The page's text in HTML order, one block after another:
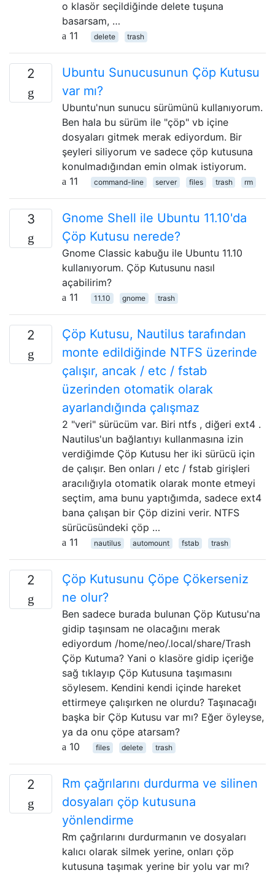
o klasör seçildiğinde delete tuşuna
basarsam, …
11
delete trash
2
Ubuntu Sunucusunun Çöp Kutusu
var mı?
Ubuntu'nun sunucu sürümünü kullanıyorum.
Ben hala bu sürüm ile "çöp" vb içine
dosyaları gitmek merak ediyordum. Bir
şeyleri siliyorum ve sadece çöp kutusuna
konulmadığından emin olmak istiyorum.
11
command-line server files trash rm
3
Gnome Shell ile Ubuntu 11.10'da
Çöp Kutusu nerede?
Gnome Classic kabuğu ile Ubuntu 11.10
kullanıyorum. Çöp Kutusunu nasıl
açabilirim?
11
11.10 gnome trash
2
Çöp Kutusu, Nautilus tarafından
monte edildiğinde NTFS üzerinde
çalışır, ancak / etc / fstab
üzerinden otomatik olarak
ayarlandığında çalışmaz
2 "veri" sürücüm var. Biri ntfs , diğeri ext4 .
Nautilus'un bağlantıyı kullanmasına izin
verdiğimde Çöp Kutusu her iki sürücü için
de çalışır. Ben onları / etc / fstab girişleri
aracılığıyla otomatik olarak monte etmeyi
seçtim, ama bunu yaptığımda, sadece ext4
bana çalışan bir Çöp dizini verir. NTFS
sürücüsündeki çöp …
11
nautilus automount fstab trash
2
Çöp Kutusunu Çöpe Çökerseniz
ne olur?
Ben sadece burada bulunan Çöp Kutusu'na
gidip taşınsam ne olacağını merak
ediyordum /home/neo/.local/share/Trash
Çöp Kutuma? Yani o klasöre gidip içeriğe
sağ tıklayıp Çöp Kutusuna taşımasını
söylesem. Kendini kendi içinde hareket
ettirmeye çalışırken ne olurdu? Taşınacağı
başka bir Çöp Kutusu var mı? Eğer öyleyse,
ya da onu çöpe atarsam?
10
files delete trash
2
Rm çağrılarını durdurma ve silinen
dosyaları çöp kutusuna
yönlendirme
Rm çağrılarını durdurmanın ve dosyaları
kalıcı olarak silmek yerine, onları çöp
kutusuna taşımak yerine bir yolu var mı?